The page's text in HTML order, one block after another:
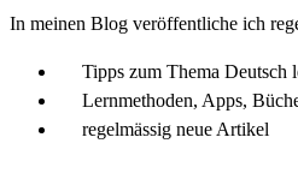
In meinen Blog veröffentliche ich
Tipps zum Thema Deutsch
Lernmethoden, Apps,
regelmässig neue Artikel